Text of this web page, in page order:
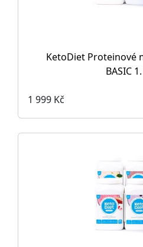
KetoDiet Proteinové
BASIC
1 999 Kč